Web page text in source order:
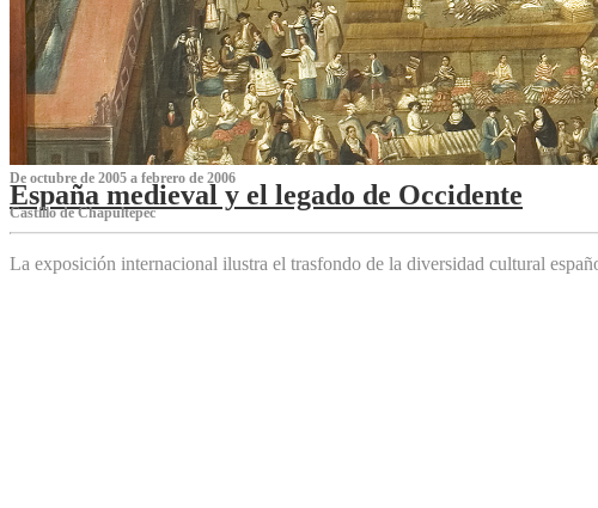
De octubre de 2005 a febrero de 2006
España medieval y el legado de Occidente
Castillo de Chapultepec
La exposición internacional ilustra el trasfondo de la diversidad cultural